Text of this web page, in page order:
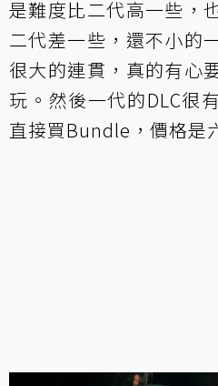
是難度比二代高一些，
二代差一些，還不小的
很大的連貫，真的有心
玩。然後一代的DLC很
直接買Bundle，價格是